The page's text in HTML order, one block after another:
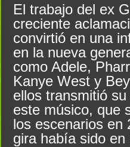
El trabajo del ex
creciente
convirtió en una
en la nueva
como Adele,
Kanye West y
ellos transmitió
este músico, que
los escenarios en
gira había sido en